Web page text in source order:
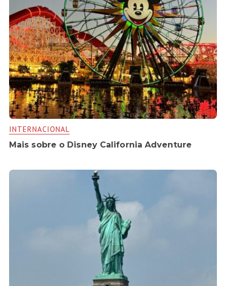
INTERNACIONAL
Mais sobre o Disney California Adventure